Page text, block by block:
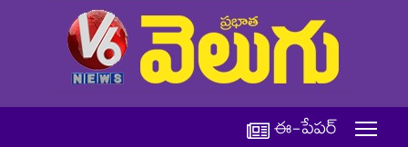
ఈ-పేపర్